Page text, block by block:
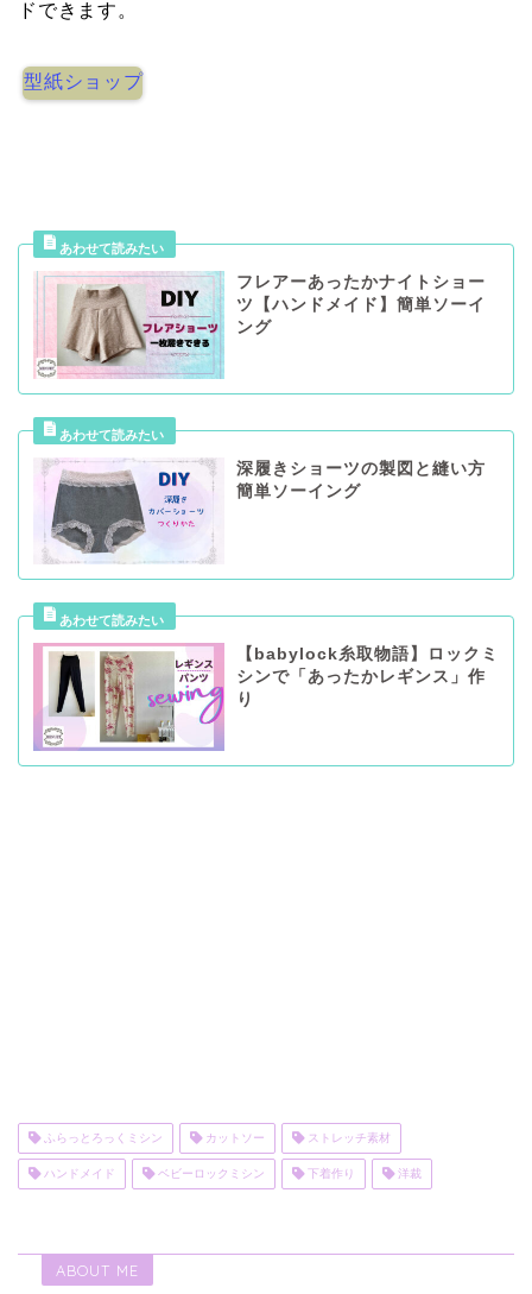
ドできます。
型紙ショップ
フレアーあったかナイトショー
ツ【ハンドメイド】簡単ソーイ
ング
深履きショーツの製図と縫い方
簡単ソーイング
【babylock糸取物語】ロックミ
シンで「あったかレギンス」作
り
ふらっとろっくミシン カットソー ストレッチ素材
ハンドメイド ベビーロックミシン 下着作り 洋裁
ABOUT ME